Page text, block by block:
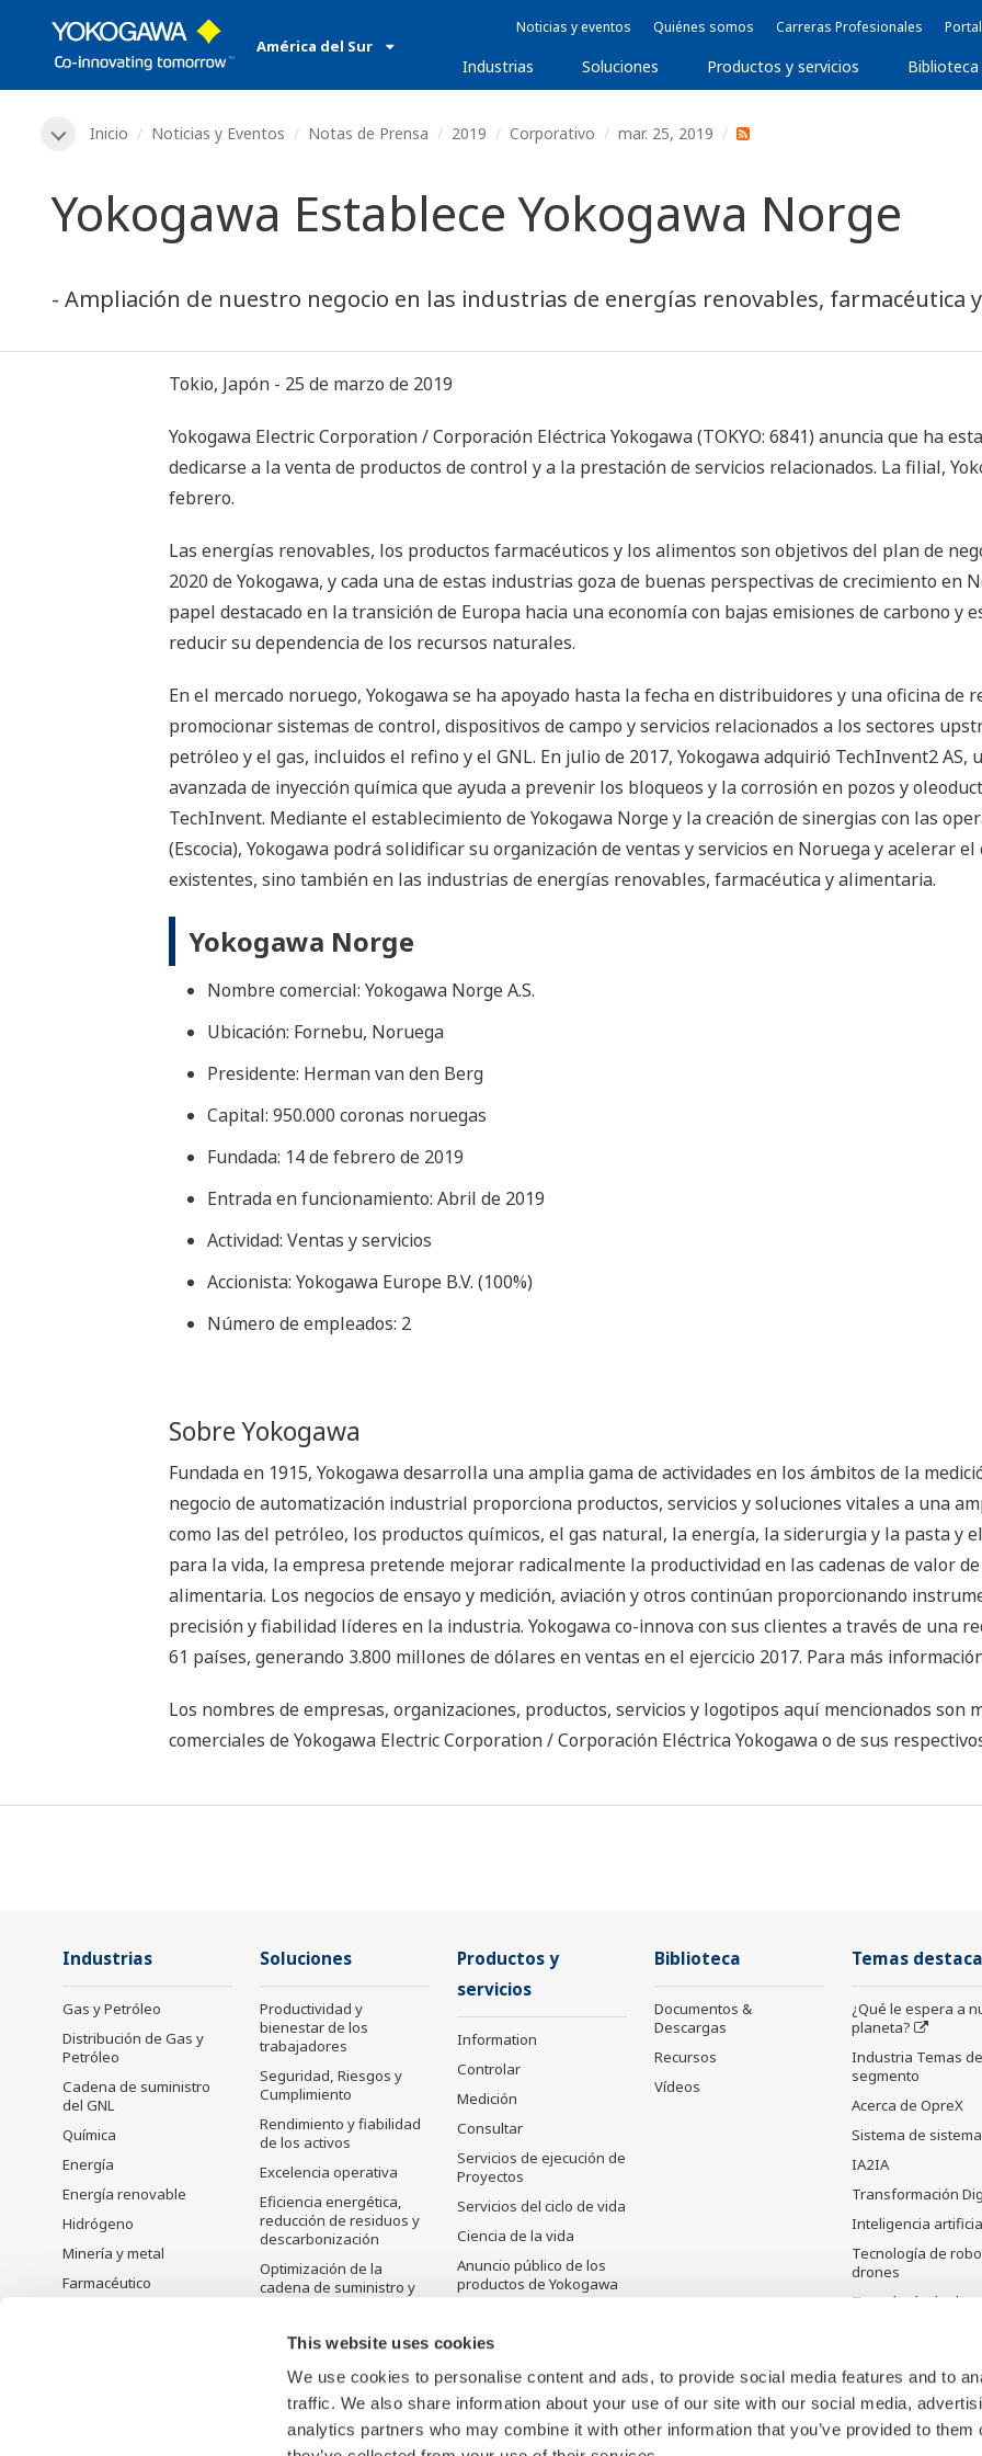
This website uses cookies
We use cookies to personalise content and ads, to provide social media features and to
traffic. We also share information about your use of our site with our social media,
analytics partners who may combine it with other information that you’ve provided to them
América del Sur
Noticias y eventos Quiénes somos Carreras Profesionales
Industrias Soluciones Productos y servicios Biblioteca
Inicio Noticias y Eventos Notas de Prensa 2019 Corporativo mar. 25, 2019
Yokogawa Establece Yokogawa Norge
- Ampliación de nuestro negocio en las industrias de energías renovables, farmacéutica
Tokio, Japón - 25 de marzo de 2019
Yokogawa Electric Corporation / Corporación Eléctrica Yokogawa (TOKYO: 6841) anuncia que ha
dedicarse a la venta de productos de control y a la prestación de servicios relacionados. La filial,
febrero.
Las energías renovables, los productos farmacéuticos y los alimentos son objetivos del plan de
2020 de Yokogawa, y cada una de estas industrias goza de buenas perspectivas de crecimiento en
papel destacado en la transición de Europa hacia una economía con bajas emisiones de carbono y
reducir su dependencia de los recursos naturales.
En el mercado noruego, Yokogawa se ha apoyado hasta la fecha en distribuidores y una oficina
promocionar sistemas de control, dispositivos de campo y servicios relacionados a los sectores
petróleo y el gas, incluidos el refino y el GNL. En julio de 2017, Yokogawa adquirió TechInvent2
avanzada de inyección química que ayuda a prevenir los bloqueos y la corrosión en pozos y
TechInvent. Mediante el establecimiento de Yokogawa Norge y la creación de sinergias con las
(Escocia), Yokogawa podrá solidificar su organización de ventas y servicios en Noruega y acelerar
existentes, sino también en las industrias de energías renovables, farmacéutica y alimentaria.
Yokogawa Norge
Nombre comercial: Yokogawa Norge A.S.
Ubicación: Fornebu, Noruega
Presidente: Herman van den Berg
Capital: 950.000 coronas noruegas
Fundada: 14 de febrero de 2019
Entrada en funcionamiento: Abril de 2019
Actividad: Ventas y servicios
Accionista: Yokogawa Europe B.V. (100%)
Número de empleados: 2
Sobre Yokogawa
Fundada en 1915, Yokogawa desarrolla una amplia gama de actividades en los ámbitos de la
negocio de automatización industrial proporciona productos, servicios y soluciones vitales a una
como las del petróleo, los productos químicos, el gas natural, la energía, la siderurgia y la pasta y
para la vida, la empresa pretende mejorar radicalmente la productividad en las cadenas de valor
alimentaria. Los negocios de ensayo y medición, aviación y otros continúan proporcionando
precisión y fiabilidad líderes en la industria. Yokogawa co-innova con sus clientes a través de una
61 países, generando 3.800 millones de dólares en ventas en el ejercicio 2017. Para más
Los nombres de empresas, organizaciones, productos, servicios y logotipos aquí mencionados son
comerciales de Yokogawa Electric Corporation / Corporación Eléctrica Yokogawa o de sus
Industrias
Gas y Petróleo
Distribución de Gas y
Petróleo
Cadena de suministro
del GNL
Química
Energía
Energía renovable
Hidrógeno
Minería y metal
Farmacéutico
Soluciones
Productividad y
bienestar de los
trabajadores
Seguridad, Riesgos y
Cumplimiento
Rendimiento y fiabilidad
de los activos
Excelencia operativa
Eficiencia energética,
reducción de residuos y
descarbonización
Optimización de la
cadena de suministro y
Planificación,
programación y
optimización de la
Solución de gestión del
carbono
Productos y
servicios
Information
Controlar
Medición
Consultar
Servicios de ejecución de
Proyectos
Servicios del ciclo de vida
Ciencia de la vida
Anuncio público de los
productos de Yokogawa
descatalogados
Biblioteca
Documentos &
Descargas
Recursos
Vídeos
Temas
¿Qué le espera a
planeta?
Industria Temas
segmento
Acerca de OpreX
Sistema de
IA2IA
Transformación
Inteligencia
Tecnología de
drones
Tecnología de